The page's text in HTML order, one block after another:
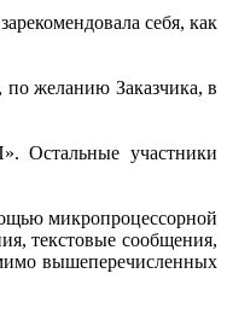
себя, как
по желанию Заказчика, в
Остальные участники
микропроцессорной
текстовые сообщения,
вышеперечисленных